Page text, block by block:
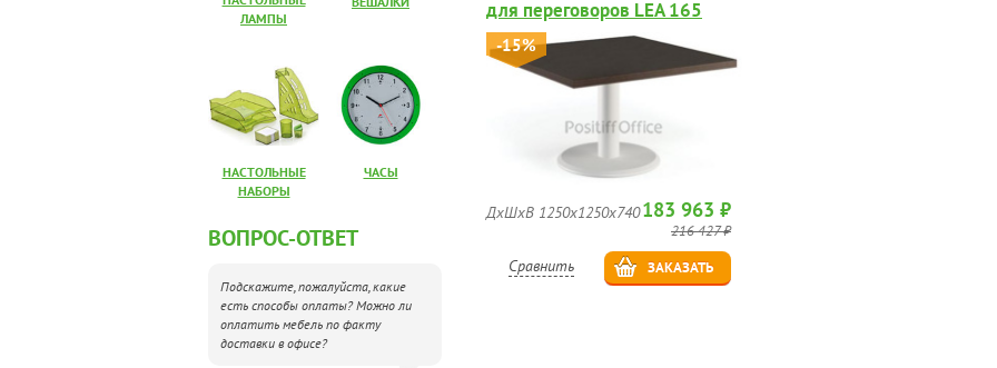
ЛАМПЫ
НАСТОЛЬНЫЕ
НАБОРЫ
ЧАСЫ
ВОПРОС-ОТВЕТ
Подскажите, пожалуйста, какие
есть способы оплаты? Можно ли
оплатить мебель по факту
доставки в офисе?
для переговоров LEA 165
700
-15%
ДхШхВ 1250х1250х740183 963 ₽
216 427 ₽
Сравнить ЗАКАЗАТЬ